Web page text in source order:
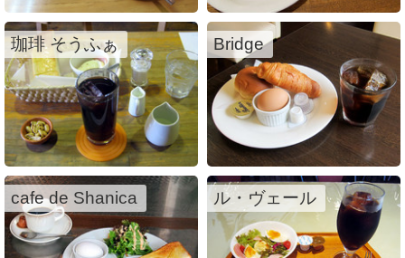
珈琲 そうふぁ Bridge
cafe de Shanica ル・ヴェール